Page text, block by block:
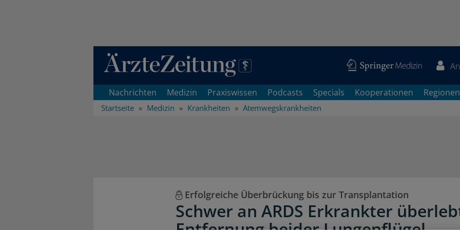
Direkt zum Inhaltsbereich
Nachrichten Medizin Praxiswissen Podcasts Specials Kooperationen Regionen
Startseite Medizin Krankheiten Atemwegskrankheiten
Erfolgreiche Überbrückung bis zur Transplantation
Schwer an ARDS Erkrankter